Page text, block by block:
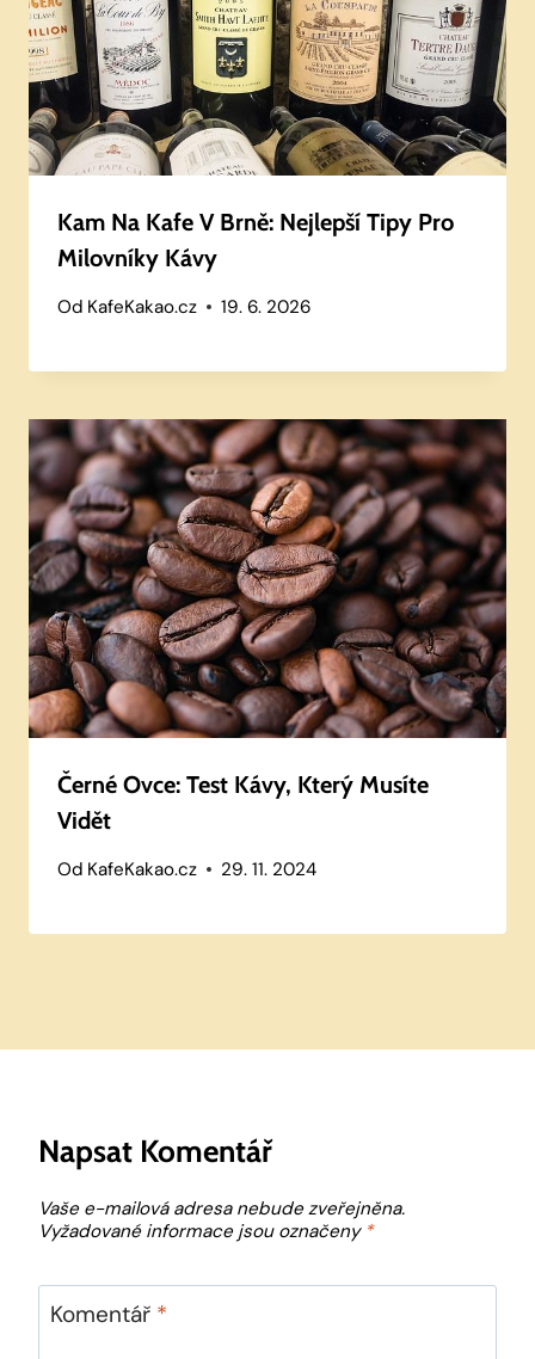
Kam Na Kafe V Brně: Nejlepší Tipy Pro
Milovníky Kávy
Od KafeKakao.cz 19. 6. 2026
Černé Ovce: Test Kávy, Který Musíte
Vidět
Od KafeKakao.cz 29. 11. 2024
Napsat Komentář
Vaše e-mailová adresa nebude zveřejněna.
Vyžadované informace jsou označeny *
Komentář *